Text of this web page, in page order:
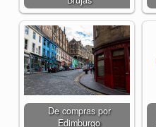
De compras por
Edimburgo